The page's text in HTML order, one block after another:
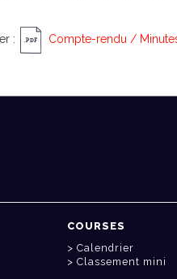
: Compte-rendu /
COURSES
Calendrier
Classement mini